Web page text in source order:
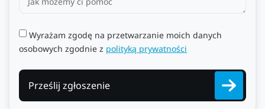
Wyrażam zgodę na przetwarzanie moich danych
osobowych zgodnie z polityką prywatności
Prześlij zgłoszenie